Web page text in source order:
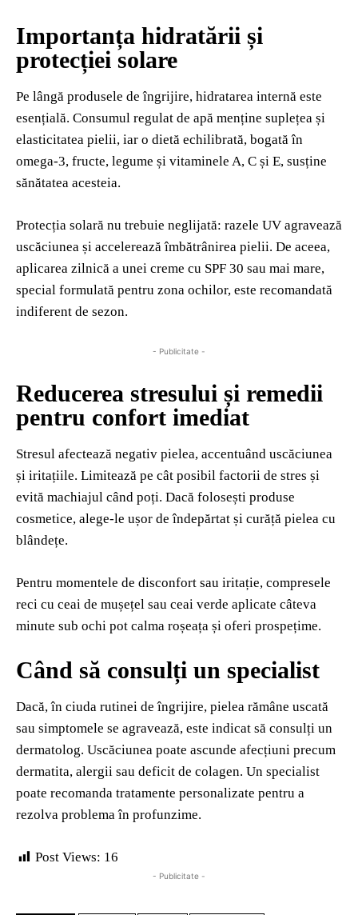
Importanța hidratării și
protecției solare
Pe lângă produsele de îngrijire, hidratarea internă este
esențială. Consumul regulat de apă menține suplețea și
elasticitatea pielii, iar o dietă echilibrată, bogată în
omega-3, fructe, legume și vitaminele A, C și E, susține
sănătatea acesteia.
Protecția solară nu trebuie neglijată: razele UV agravează
uscăciunea și accelerează îmbătrânirea pielii. De aceea,
aplicarea zilnică a unei creme cu SPF 30 sau mai mare,
special formulată pentru zona ochilor, este recomandată
indiferent de sezon.
- Publicitate -
Reducerea stresului și remedii
pentru confort imediat
Stresul afectează negativ pielea, accentuând uscăciunea
și iritațiile. Limitează pe cât posibil factorii de stres și
evită machiajul când poți. Dacă folosești produse
cosmetice, alege-le ușor de îndepărtat și curăță pielea cu
blândețe.
Pentru momentele de disconfort sau iritație, compresele
reci cu ceai de mușețel sau ceai verde aplicate câteva
minute sub ochi pot calma roșeața și oferi prospețime.
Când să consulți un specialist
Dacă, în ciuda rutinei de îngrijire, pielea rămâne uscată
sau simptomele se agravează, este indicat să consulți un
dermatolog. Uscăciunea poate ascunde afecțiuni precum
dermatita, alergii sau deficit de colagen. Un specialist
poate recomanda tratamente personalizate pentru a
rezolva problema în profunzime.
Post Views: 16
- Publicitate -